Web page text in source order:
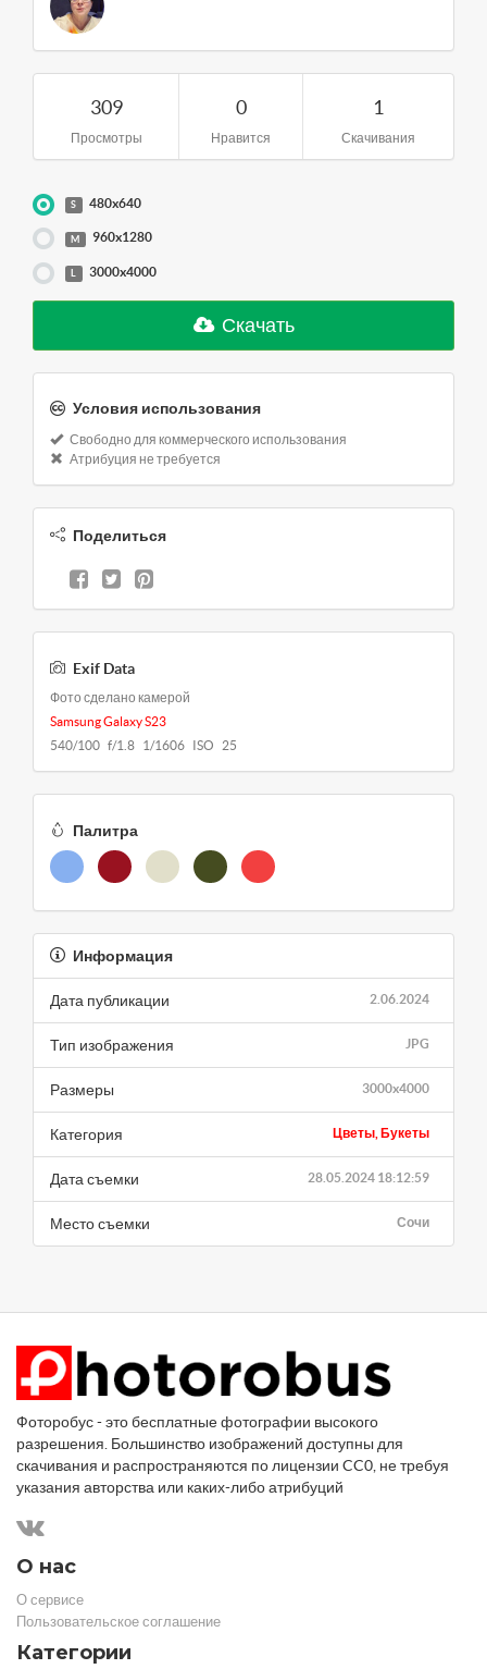
309
Просмотры
0
Нравится
1
Скачивания
S 480x640
M 960x1280
3000x4000
Скачать
Условия использования
Свободно для коммерческого использования
Атрибуция не требуется
Поделиться
Exif Data
Фото сделано камерой
Samsung Galaxy S23
540/100 f/1.8 1/1606 ISO 25
Палитра
Информация
2.06.2024
Дата публикации
JPG
Тип изображения
3000x4000
Размеры
Цветы, Букеты
Категория
28.05.2024 18:12:59
Дата съемки
Сочи
Место съемки
Фоторобус - это бесплатные фотографии высокого
разрешения. Большинство изображений доступны для
скачивания и распространяются по лицензии CC0, не требуя
указания авторства или каких-либо атрибуций
О нас
О сервисе
Пользовательское соглашение
Категории